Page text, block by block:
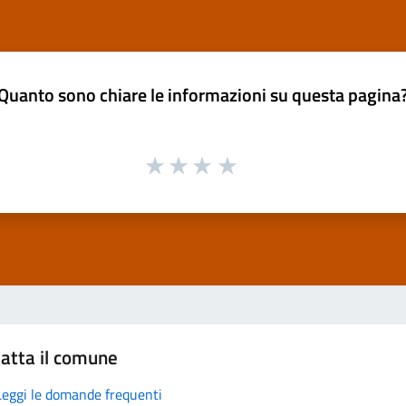
sono chiare le informazioni su questa
il comune
le domande frequenti